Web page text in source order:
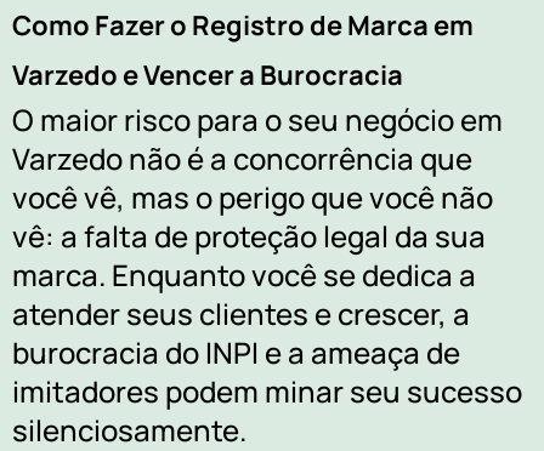
Como Fazer o Registro de Marca em
Varzedo e Vencer a Burocracia
O maior risco para o seu negócio em
Varzedo não é a concorrência que
você vê, mas o perigo que você não
vê: a falta de proteção legal da sua
marca. Enquanto você se dedica a
atender seus clientes e crescer, a
burocracia do INPI e a ameaça de
imitadores podem minar seu sucesso
silenciosamente.